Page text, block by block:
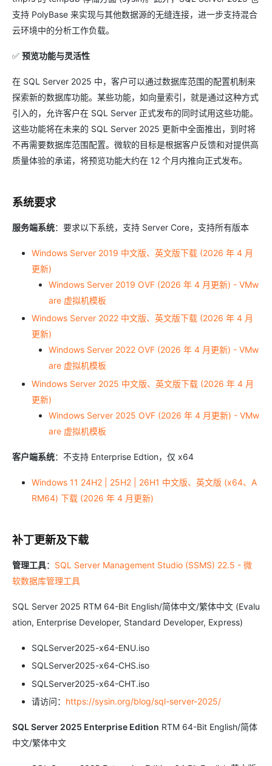
支持 PolyBase 来实现与其他数据源的无缝连接，进一步支持混合
云环境中的分析工作负载。
✅ 预览功能与灵活性
在 SQL Server 2025 中，客户可以通过数据库范围的配置机制来
探索新的数据库功能。某些功能，如向量索引，就是通过这种方式
引入的，允许客户在 SQL Server 正式发布的同时试用这些功能。
这些功能将在未来的 SQL Server 2025 更新中全面推出，到时将
不再需要数据库范围配置。微软的目标是根据客户反馈和对提供高
质量体验的承诺，将预览功能大约在 12 个月内推向正式发布。
系统要求
服务端系统：要求以下系统，支持 Server Core，支持所有版本
Windows Server 2019 中文版、英文版下载 (2026 年 4 月
更新)
Windows Server 2019 OVF (2026 年 4 月更新) - VMw
are 虚拟机模板
Windows Server 2022 中文版、英文版下载 (2026 年 4 月
更新)
Windows Server 2022 OVF (2026 年 4 月更新) - VMw
are 虚拟机模板
Windows Server 2025 中文版、英文版下载 (2026 年 4 月
更新)
Windows Server 2025 OVF (2026 年 4 月更新) - VMw
are 虚拟机模板
客户端系统：不支持 Enterprise Edtion，仅 x64
Windows 11 24H2 | 25H2 | 26H1 中文版、英文版 (x64、A
RM64) 下载 (2026 年 4 月更新)
补丁更新及下载
管理工具： SQL Server Management Studio (SSMS) 22.5 - 微
软数据库管理工具
SQL Server 2025 RTM 64-Bit English/简体中文/繁体中文 (Evalu
ation, Enterprise Developer, Standard Developer, Express)
SQLServer2025-x64-ENU.iso
SQLServer2025-x64-CHS.iso
SQLServer2025-x64-CHT.iso
请访问： https://sysin.org/blog/sql-server-2025/
SQL Server 2025 Enterprise Edition RTM 64-Bit English/简体
中文/繁体中文